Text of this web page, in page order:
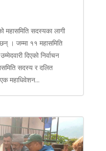
महासमिति सदस्यका लागी
छन् । जम्मा ११ महासमिति
दिएको निर्वाचन
सदस्य र दलित
महाधिवेशन...